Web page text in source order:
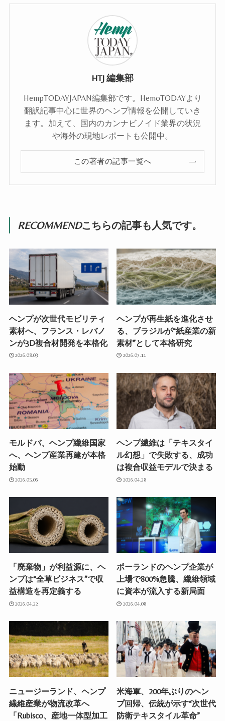
HTJ 編集部
HempTODAYJAPAN編集部です。HemoTODAYより
翻訳記事中心に世界のヘンプ情報を公開していき
ます。加えて、国内のカンナビノイド業界の状況
や海外の現地レポートも公開中。
この著者の記事一覧へ
RECOMMENDこちらの記事も人気です。
ヘンプが次世代モビリティ
素材へ、フランス・レバノ
ンが3D複合材開発を本格化
2026.08.03
ヘンプが再生紙を進化させ
る、ブラジルが“紙産業の新
素材”として本格研究
2026.07.11
モルドバ、ヘンプ繊維国家
へ、ヘンプ産業再建が本格
始動
2026.05.06
ヘンプ繊維は「テキスタイ
ル幻想」で失敗する、成功
は複合収益モデルで決まる
2026.04.28
「廃棄物」が利益源に、ヘ
ンプは“全草ビジネス”で収
益構造を再定義する
2026.04.22
ポーランドのヘンプ企業が
上場で800%急騰、繊維領域
に資本が流入する新局面
2026.04.08
ニュージーランド、ヘンプ
繊維産業が物流改革へ
「Rubisco、産地一体型加工
米海軍、200年ぶりのヘン
プ回帰、伝統が示す“次世代
防衛テキスタイル革命”